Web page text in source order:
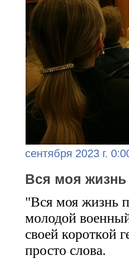
сентября 2023 г.
Вся моя
"Вся моя жизнь
молодой
своей короткой
просто слова.